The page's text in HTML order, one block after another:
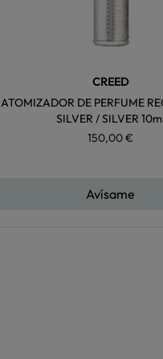
CREED
ATOMIZADOR DE PERFUME
SILVER / SILVER
150,00 €
Avísame